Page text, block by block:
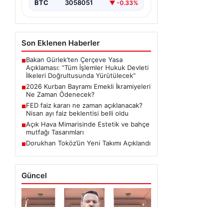
BTC 3058051 ▼ -0.33%
Son Eklenen Haberler
■Bakan Gürlek’ten Çerçeve Yasa
Açıklaması: “Tüm İşlemler Hukuk Devleti
İlkeleri Doğrultusunda Yürütülecek”
■2026 Kurban Bayramı Emekli İkramiyeleri
Ne Zaman Ödenecek?
■FED faiz kararı ne zaman açıklanacak?
Nisan ayı faiz beklentisi belli oldu
■Açık Hava Mimarisinde Estetik ve bahçe
mutfağı Tasarımları
■Dorukhan Toköz’ün Yeni Takımı Açıklandı
Güncel